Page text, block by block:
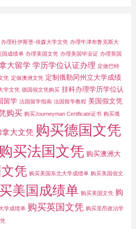
办理杜伊斯堡-埃森大学文凭 办理牛津布鲁克斯大
国成绩单 办理美国文凭 办理美国毕业证 办理英国
大留学 学历学位认证办理 定做巴特
凭 定做澳洲文凭 定制俄勒冈州立大学成绩
学文凭 德国假文凭购买 挂科办理学历学位认
留学 法国留学指南 法国留学教程 美国假文凭
购买 购买Journeyman Certificate证书 购买俄
拿大文凭 购买德国文凭
购买法国文凭 购买澳洲大
凭 购买美国东北大学成绩单 购买美国假文
美国成绩单 购买美国文凭 购
学成绩单 购买英国文凭 购买里昂政治学